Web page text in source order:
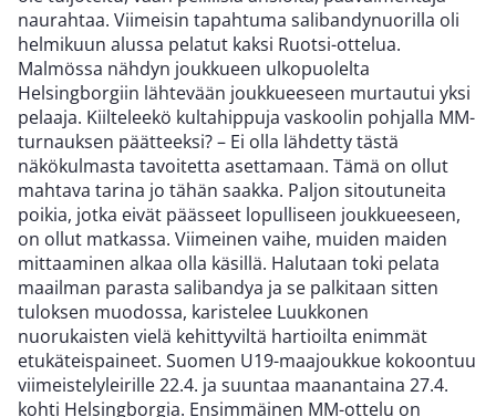
naurahtaa. Viimeisin tapahtuma salibandynuorilla oli
helmikuun alussa pelatut kaksi Ruotsi-ottelua.
Malmössa nähdyn joukkueen ulkopuolelta
Helsingborgiin lähtevään joukkueeseen murtautui yksi
pelaaja. Kiilteleekö kultahippuja vaskoolin pohjalla MM-
turnauksen päätteeksi? – Ei olla lähdetty tästä
näkökulmasta tavoitetta asettamaan. Tämä on ollut
mahtava tarina jo tähän saakka. Paljon sitoutuneita
poikia, jotka eivät päässeet lopulliseen joukkueeseen,
on ollut matkassa. Viimeinen vaihe, muiden maiden
mittaaminen alkaa olla käsillä. Halutaan toki pelata
maailman parasta salibandya ja se palkitaan sitten
tuloksen muodossa, karistelee Luukkonen
nuorukaisten vielä kehittyviltä hartioilta enimmät
etukäteispaineet. Suomen U19-maajoukkue kokoontuu
viimeistelyleirille 22.4. ja suuntaa maanantaina 27.4.
kohti Helsingborgia. Ensimmäinen MM-ottelu on